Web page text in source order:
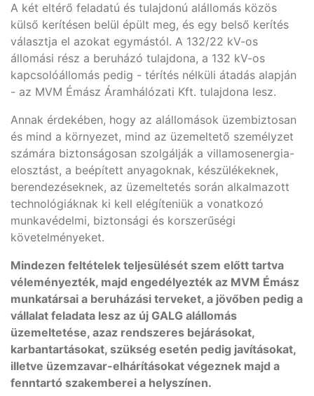
A két eltérő feladatú és tulajdonú alállomás közös
külső kerítésen belül épült meg, és egy belső kerítés
választja el azokat egymástól. A 132/22 kV-os
állomási rész a beruházó tulajdona, a 132 kV-os
kapcsolóállomás pedig - térítés nélküli átadás alapján
- az MVM Émász Áramhálózati Kft. tulajdona lesz.
Annak érdekében, hogy az alállomások üzembiztosan
és mind a környezet, mind az üzemeltető személyzet
számára biztonságosan szolgálják a villamosenergia-
elosztást, a beépített anyagoknak, készülékeknek,
berendezéseknek, az üzemeltetés során alkalmazott
technológiáknak ki kell elégíteniük a vonatkozó
munkavédelmi, biztonsági és korszerűségi
követelményeket.
Mindezen feltételek teljesülését szem előtt tartva
véleményezték, majd engedélyezték az MVM Émász
munkatársai a beruházási terveket, a jövőben pedig a
vállalat feladata lesz az új GALG alállomás
üzemeltetése, azaz rendszeres bejárásokat,
karbantartásokat, szükség esetén pedig javításokat,
illetve üzemzavar-elhárításokat végeznek majd a
fenntartó szakemberei a helyszínen.